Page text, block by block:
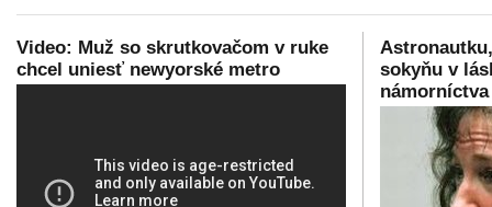
Video: Muž so skrutkovačom v ruke
chcel uniesť newyorské metro
sokyňu v
námorníctva